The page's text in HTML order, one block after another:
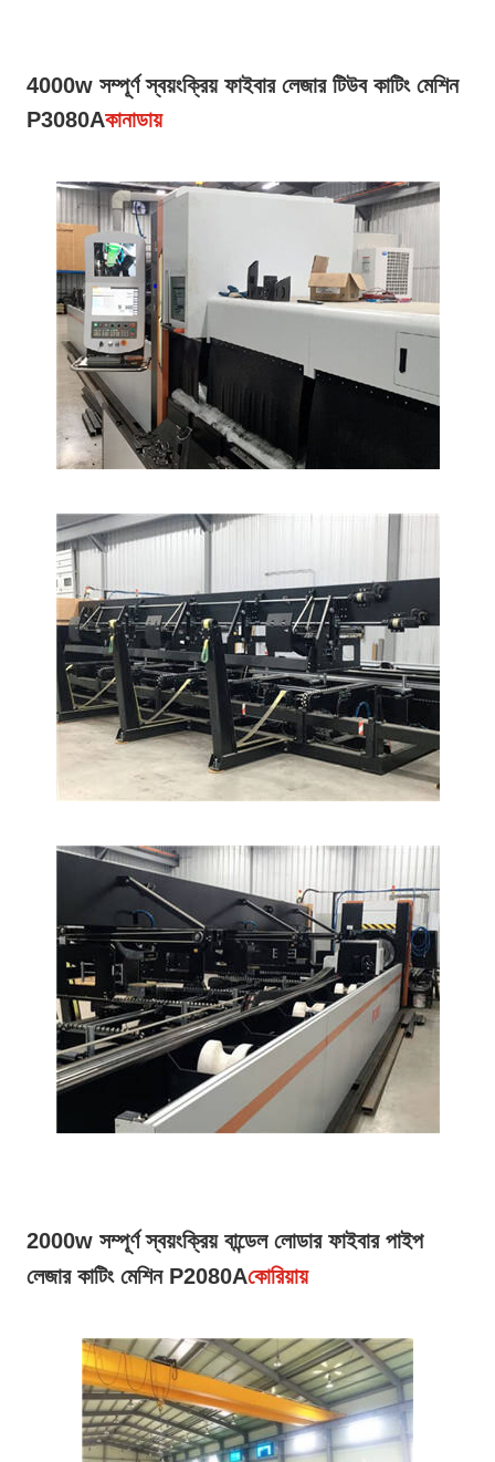
4000w সম্পূর্ণ স্বয়ংক্রিয় ফাইবার লেজার টিউব কাটিং মেশিন
P3080Aকানাডায়
2000w সম্পূর্ণ স্বয়ংক্রিয় বান্ডেল লোডার ফাইবার পাইপ
লেজার কাটিং মেশিন P2080Aকোরিয়ায়